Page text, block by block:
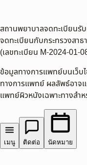
สถานพยาบาลจดทะเบียนรั
จดทะเบียนกับกระทรวงสา
(เลขทะเบียน M-2024-01-
ข้อมูลทางการแพทย์บนเว็บ
ทางการแพทย์ ผลลัพธ์อาจ
แพทย์ผิวหนังเฉพาะทางสำ
เมนู ติดต่อ นัดหมาย